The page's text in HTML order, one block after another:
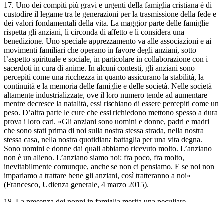
17. Uno dei compiti più gravi e urgenti della famiglia cristiana è di
custodire il legame tra le generazioni per la trasmissione della fede e
dei valori fondamentali della vita. La maggior parte delle famiglie
rispetta gli anziani, li circonda di affetto e li considera una
benedizione. Uno speciale apprezzamento va alle associazioni e ai
movimenti familiari che operano in favore degli anziani, sotto
l’aspetto spirituale e sociale, in particolare in collaborazione con i
sacerdoti in cura di anime. In alcuni contesti, gli anziani sono
percepiti come una ricchezza in quanto assicurano la stabilità, la
continuità e la memoria delle famiglie e delle società. Nelle società
altamente industrializzate, ove il loro numero tende ad aumentare
mentre decresce la natalità, essi rischiano di essere percepiti come un
peso. D’altra parte le cure che essi richiedono mettono spesso a dura
prova i loro cari. «Gli anziani sono uomini e donne, padri e madri
che sono stati prima di noi sulla nostra stessa strada, nella nostra
stessa casa, nella nostra quotidiana battaglia per una vita degna.
Sono uomini e donne dai quali abbiamo ricevuto molto. L’anziano
non è un alieno. L’anziano siamo noi: fra poco, fra molto,
inevitabilmente comunque, anche se non ci pensiamo. E se noi non
impariamo a trattare bene gli anziani, così tratteranno a noi»
(Francesco, Udienza generale, 4 marzo 2015).